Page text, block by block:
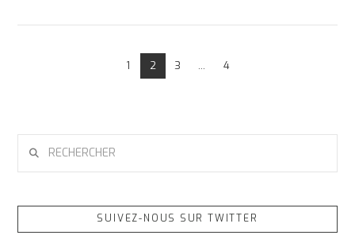
1 2 3 ... 4
SUIVEZ-NOUS SUR TWITTER